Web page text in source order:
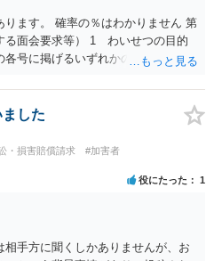
ます。 確率の％はわかりません 第
る面会要求等） 1 わいせつの目的
号に掲げるいずれかの行為をした
生まれた者に限る。）は、一年以
金に処する。 一 威迫し、偽計を用
金銭その他の利益を供与し、又は
を要求すること。 2前項の罪を犯
六歳未満の者と面会をした者は、
した
・損害賠償請求
#加害者
役にたった 1
手方に聞くしかありませんが、お